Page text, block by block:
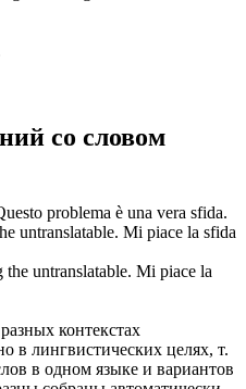
со словом
problema è una vera sfida.
untranslatable. Mi piace la sfida
the untranslatable. Mi piace la
контекстах
в лингвистических целях, т.
в одном языке и вариантов